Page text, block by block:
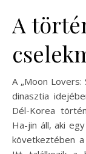
A
A „Moon
dinasztia
Dél-Korea
Ha-jin áll, aki
következtében